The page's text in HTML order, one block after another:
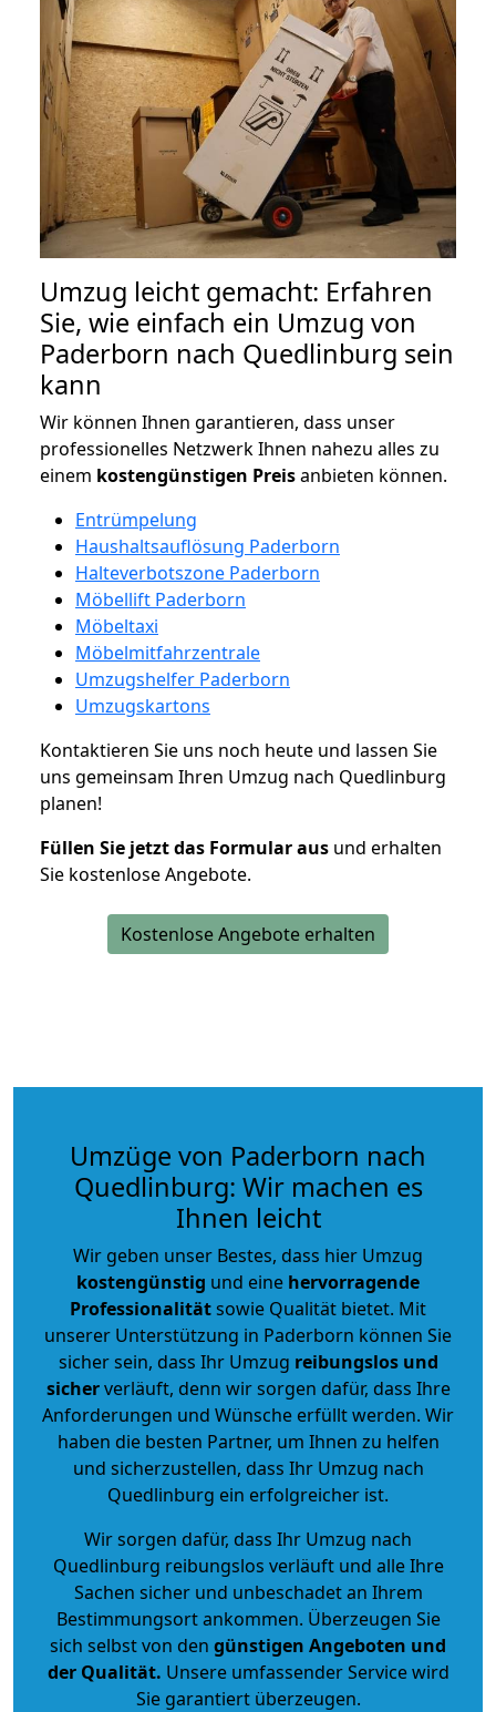
Umzug leicht gemacht: Erfahren
Sie, wie einfach ein Umzug von
Paderborn nach Quedlinburg sein
kann
Wir können Ihnen garantieren, dass unser
professionelles Netzwerk Ihnen nahezu alles zu
einem kostengünstigen Preisanbieten können.
Entrümpelung
Haushaltsauflösung Paderborn
Halteverbotszone Paderborn
Möbellift Paderborn
Möbeltaxi
Möbelmitfahrzentrale
Umzugshelfer Paderborn
Umzugskartons
Kontaktieren Sie uns noch heute und lassen Sie
uns gemeinsam Ihren Umzug nach Quedlinburg
planen!
Füllen Sie jetzt das Formular aus und erhalten
Sie kostenlose Angebote.
Kostenlose Angebote erhalten
Umzüge von Paderborn nach
Quedlinburg: Wir machen es
Ihnen leicht
Wir geben unser Bestes, dass hier Umzug
kostengünstig und eine hervorragende
Professionalitätsowie Qualität bietet. Mit
unserer Unterstützung in Paderborn können Sie
sicher sein, dass Ihr Umzug reibungslos und
sicherverläuft, denn wir sorgen dafür, dass Ihre
Anforderungen und Wünsche erfüllt werden. Wir
haben die besten Partner, um Ihnen zu helfen
und sicherzustellen, dass Ihr Umzug nach
Quedlinburg ein erfolgreicher ist.
Wir sorgen dafür, dass Ihr Umzug nach
Quedlinburg reibungslos verläuft und alle Ihre
Sachen sicher und unbeschadet an Ihrem
Bestimmungsort ankommen. Überzeugen Sie
sich selbst von den günstigen Angeboten und
der Qualität. Unsere umfassender Service wird
Sie garantiert überzeugen.